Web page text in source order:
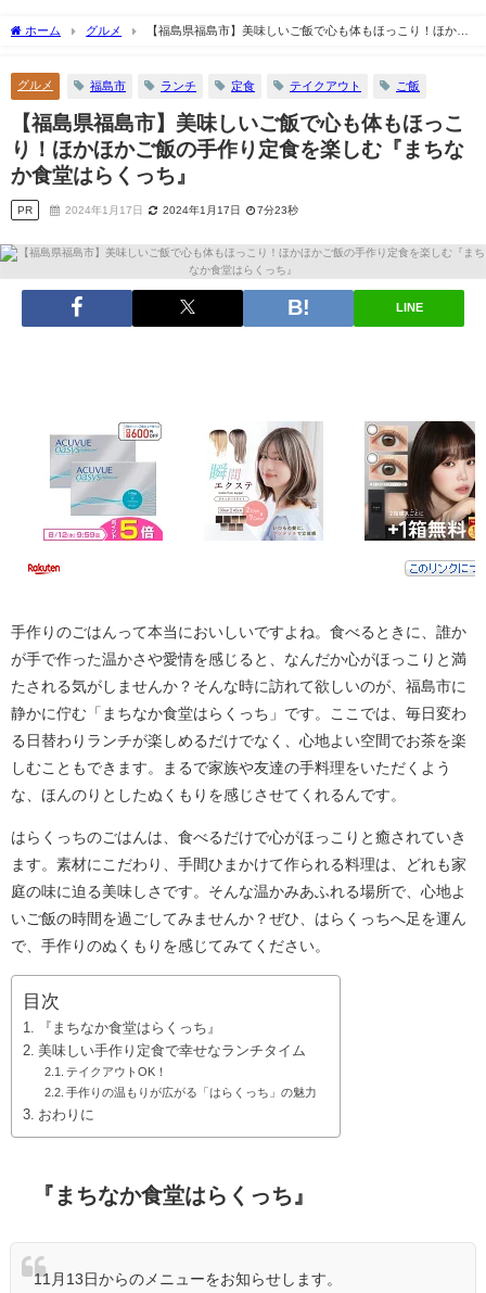
ホーム グルメ
【福島県福島市】美味しいご飯で心も体もほっこり！ほかほ
グルメ 福島市 ランチ 定食 テイクアウト ご飯
【福島県福島市】美味しいご飯で心も体もほっこ
り！ほかほかご飯の手作り定食を楽しむ『まちな
か食堂はらくっち』
PR 2024年1月17日 2024年1月17日 7分23秒
LINE
手作りのごはんって本当においしいですよね。食べるときに、誰か
が手で作った温かさや愛情を感じると、なんだか心がほっこりと満
たされる気がしませんか？そんな時に訪れて欲しいのが、福島市に
静かに佇む「まちなか食堂はらくっち」です。ここでは、毎日変わ
る日替わりランチが楽しめるだけでなく、心地よい空間でお茶を楽
しむこともできます。まるで家族や友達の手料理をいただくよう
な、ほんのりとしたぬくもりを感じさせてくれるんです。
はらくっちのごはんは、食べるだけで心がほっこりと癒されていき
ます。素材にこだわり、手間ひまかけて作られる料理は、どれも家
庭の味に迫る美味しさです。そんな温かみあふれる場所で、心地よ
いご飯の時間を過ごしてみませんか？ぜひ、はらくっちへ足を運ん
で、手作りのぬくもりを感じてみてください。
目次
『まちなか食堂はらくっち』
美味しい手作り定食で幸せなランチタイム
テイクアウトOK！
手作りの温もりが広がる「はらくっち」の魅力
おわりに
『まちなか食堂はらくっち』
11月13日からのメニューをお知らせします。